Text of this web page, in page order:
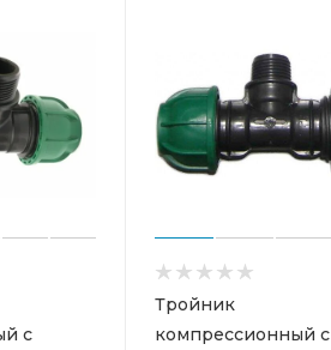
с
Тройник
компрессионный с